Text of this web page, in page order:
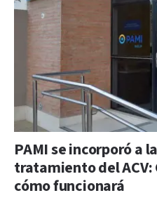
PAMI se incorporó a
tratamiento del
cómo funcionará